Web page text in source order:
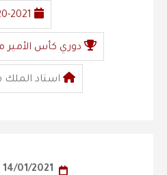
2021
دوري كأس
استاد الملك